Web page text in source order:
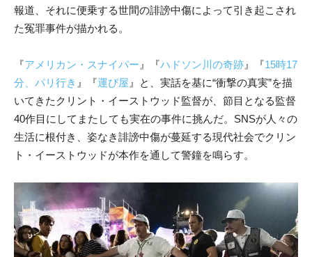
報道、それに便乗する世間の誹謗中傷によって引き起こされ
た冤罪事件が描かれる。
『アメリカン・スナイパー 』『ハドソン川の奇跡 』『15時17
分、パリ行き 』『運び屋 』と、実話を基に“衝撃の真実”を描
いてきたクリント・イーストウッド監督が、節目となる監督
40作目にしてまたしても実在の事件に挑んだ。SNSが人々の
生活に根付き、姿なき誹謗中傷が蔓延する現代社会でクリン
ト・イーストウッドが本作を通して警鐘を鳴らす。